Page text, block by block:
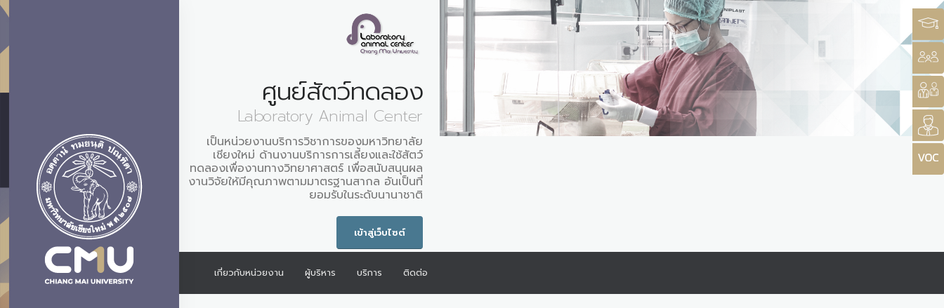
ศูนย์สัตว์ทดลอง
Laboratory Animal Center
เป็นหน่วยงานบริการวิชาการของมหาวิทยาลัย
เชียงใหม่ ด้านงานบริการการเลี้ยงและใช้สัตว์
ทดลองเพื่องานทางวิทยาศาสตร์ เพื่อสนับสนุนผล
งานวิจัยให้มีคุณภาพตามมาตรฐานสากล อันเป็นที่
ยอมรับในระดับนานาชาติ
เข้าสู่เว็บไซต์
เกี่ยวกับหน่วยงาน ผู้บริหาร บริการ ติดต่อ